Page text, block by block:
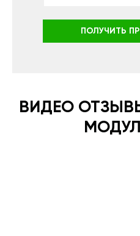
ПОЛУЧИТЬ
ВИДЕО